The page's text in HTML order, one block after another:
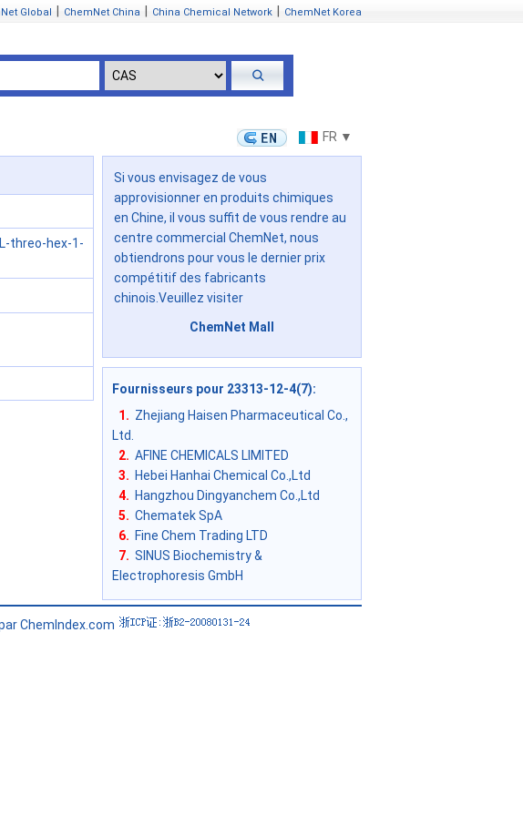
Global ChemNet China China Chemical Network ChemNet Korea
FR ▼
threo-hex-1-
Si vous envisagez de vous
approvisionner en produits chimiques
en Chine, il vous suffit de vous rendre au
centre commercial ChemNet, nous
obtiendrons pour vous le dernier prix
compétitif des fabricants
chinois.Veuillez visiter
ChemNet Mall
Fournisseurs pour 23313-12-4(7):
1. Zhejiang Haisen Pharmaceutical Co.,
Ltd.
2. AFINE CHEMICALS LIMITED
3. Hebei Hanhai Chemical Co.,Ltd
4. Hangzhou Dingyanchem Co.,Ltd
5. Chematek SpA
6. Fine Chem Trading LTD
7. SINUS Biochemistry &
Electrophoresis GmbH
ChemIndex.com